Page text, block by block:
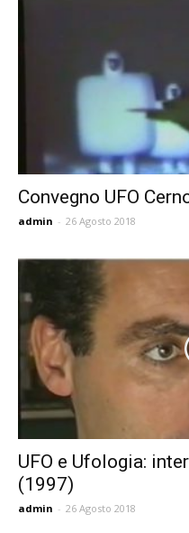
Convegno UFO
admin - 26 Agosto 2018
UFO e Ufologia:
(1997)
admin - 26 Agosto 2018